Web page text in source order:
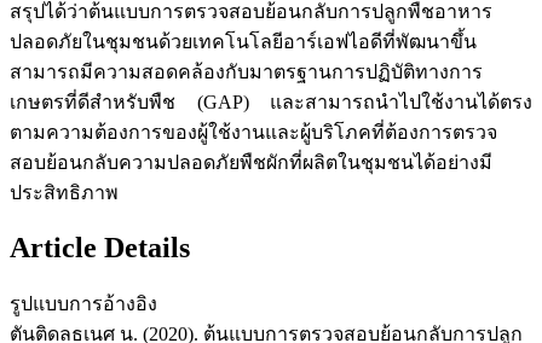
สรุปได้ว่าต้นแบบการตรวจสอบย้อนกลับการปลูกพืชอาหาร
ปลอดภัยในชุมชนด้วยเทคโนโลยีอาร์เอฟไอดีที่พัฒนาขึ้น
สามารถมีความสอดคล้องกับมาตรฐานการปฏิบัติทางการ
เกษตรที่ดีสำหรับพืช (GAP) และสามารถนำไปใช้งานได้ตรง
ตามความต้องการของผู้ใช้งานและผู้บริโภคที่ต้องการตรวจ
สอบย้อนกลับความปลอดภัยพืชผักที่ผลิตในชุมชนได้อย่างมี
ประสิทธิภาพ
Article Details
รูปแบบการอ้างอิง
ตันติดลธเนศ น. (2020). ต้นแบบการตรวจสอบย้อนกลับการปลูก